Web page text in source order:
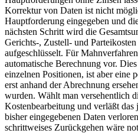
Korrektur von Daten ist nicht
Hauptforderung eingegeben und
nächsten Schritt wird die
Gerichts-, Zustell- und
aufgeschlüsselt. Für
automatische Berechnung vor.
einzelnen Positionen, ist aber eine
erst anhand der Abrechnung
wurden. Wählt man versehentlich
Kostenbearbeitung und verläßt
bisher eingegebenen Daten
schrittweises Zurückgehen wäre